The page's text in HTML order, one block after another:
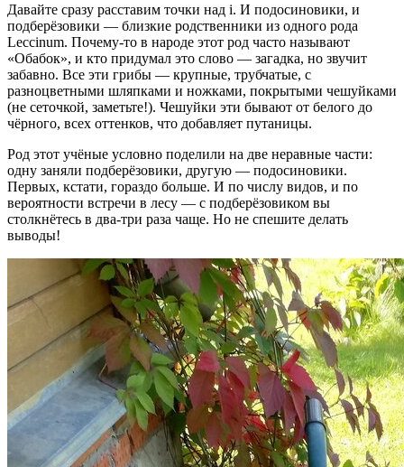
Давайте сразу расставим точки над i. И подосиновики, и
подберёзовики — близкие родственники из одного рода
Leccinum. Почему-то в народе этот род часто называют
«Обабок», и кто придумал это слово — загадка, но звучит
забавно. Все эти грибы — крупные, трубчатые, с
разноцветными шляпками и ножками, покрытыми чешуйками
(не сеточкой, заметьте!). Чешуйки эти бывают от белого до
чёрного, всех оттенков, что добавляет путаницы.
Род этот учёные условно поделили на две неравные части:
одну заняли подберёзовики, другую — подосиновики.
Первых, кстати, гораздо больше. И по числу видов, и по
вероятности встречи в лесу — с подберёзовиком вы
столкнётесь в два-три раза чаще. Но не спешите делать
выводы!